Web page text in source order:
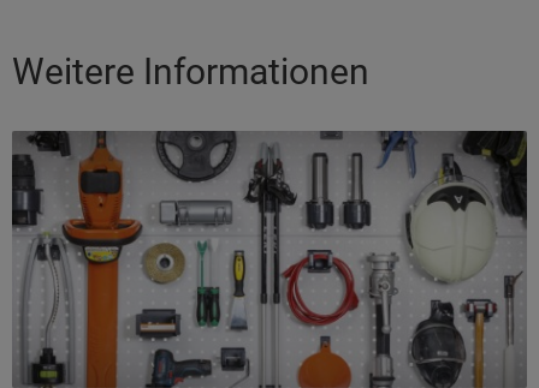
Weitere Informationen